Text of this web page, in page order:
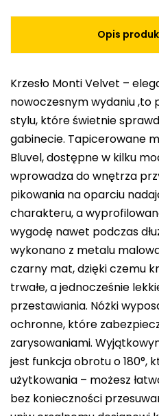
Opis
Krzesło Monti Velvet –
nowoczesnym wydaniu ,to
stylu, które świetnie
gabinecie. Tapicerowane
Bluvel, dostępne w kilku
wprowadza do wnętrza
pikowania na oparciu
charakteru, a
wygodę nawet podczas
wykonano z metalu
czarny mat, dzięki czemu
trwałe, a jednocześnie
przestawiania. Nóżki
ochronne, które
zarysowaniami.
jest funkcja obrotu o 180°,
użytkowania – możesz
bez konieczności